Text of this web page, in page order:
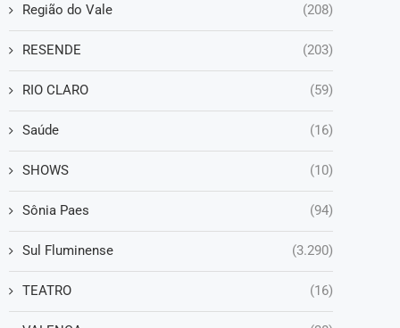
Região do Vale (208)
RESENDE (203)
RIO CLARO (59)
Saúde (16)
SHOWS (10)
Sônia Paes (94)
Sul Fluminense (3.290)
TEATRO (16)